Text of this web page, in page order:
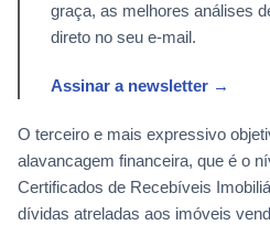
graça, as melhores análises
direto no seu e-mail.
Assinar a newsletter →
O terceiro e mais expressivo
alavancagem financeira, que é o
Certificados de Recebíveis
dívidas atreladas aos imóveis